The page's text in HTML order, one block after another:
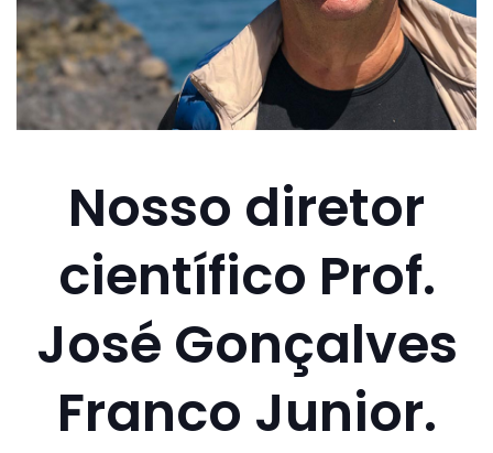
Nosso diretor
científico Prof.
José Gonçalves
Franco Junior.